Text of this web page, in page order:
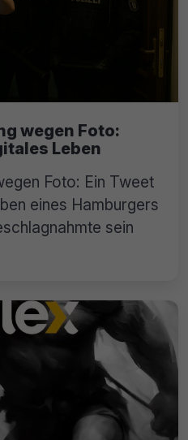
wegen Foto:
Leben
Foto: Ein Tweet
eines Hamburgers
sein